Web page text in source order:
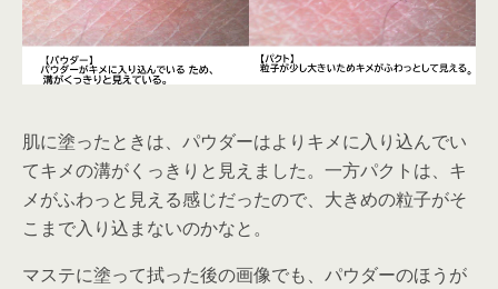
肌に塗ったときは、パウダーはよりキメに入り込んでい
てキメの溝がくっきりと見えました。一方パクトは、キ
メがふわっと見える感じだったので、大きめの粒子がそ
こまで入り込まないのかなと。
マステに塗って拭った後の画像でも、パウダーのほうが